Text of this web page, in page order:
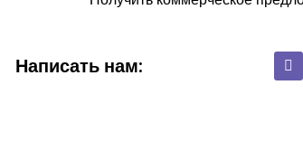
Написать нам: